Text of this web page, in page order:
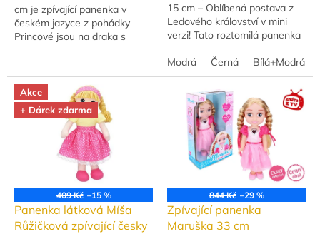
cm je zpívající panenka v
českém jazyce z pohádky
Princové jsou na draka s
očička a krásné žluté...
15 cm – Oblíbená postava z
Ledového království v mini
verzi! Tato roztomilá panenka
Frozen. Díky praktickému
hřebenu mohou...
Modrá Černá Bílá+Modrá
Akce
+ Dárek zdarma
409 Kč –15 %
Panenka látková Míša
Růžičková zpívající česky
844 Kč –29 %
Zpívající panenka
Maruška 33 cm